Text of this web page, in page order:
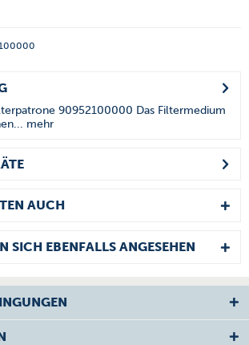
90952100000 Das Filtermedium
mehr
AUCH
SICH EBENFALLS ANGESEHEN